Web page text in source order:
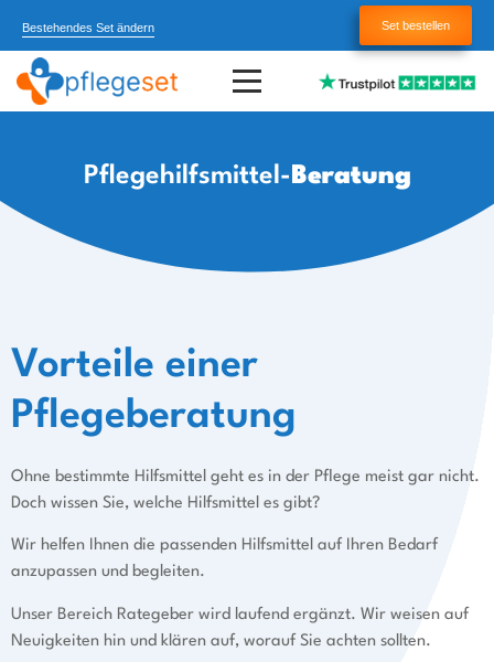
Bestehendes Set ändern Set bestellen
Pflegehilfsmittel-Beratung
Vorteile einer
Pflegeberatung
Ohne bestimmte Hilfsmittel geht es in der Pflege meist gar nicht.
Doch wissen Sie, welche Hilfsmittel es gibt?
Wir helfen Ihnen die passenden Hilfsmittel auf Ihren Bedarf
anzupassen und begleiten.
Unser Bereich Rategeber wird laufend ergänzt. Wir weisen auf
Neuigkeiten hin und klären auf, worauf Sie achten sollten.